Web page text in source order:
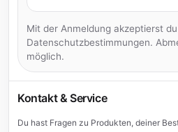
Mit der Anmeldung akzeptierst
Datenschutzbestimmungen.
möglich.
Kontakt & Service
Du hast Fragen zu Produkten, deiner